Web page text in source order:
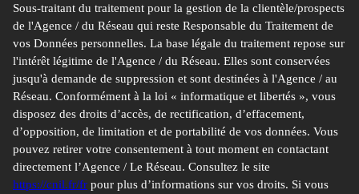
Sous-traitant du traitement pour la gestion de la clientèle/prospects
de l'Agence / du Réseau qui reste Responsable du Traitement de
vos Données personnelles. La base légale du traitement repose sur
l'intérêt légitime de l'Agence / du Réseau. Elles sont conservées
jusqu'à demande de suppression et sont destinées à l'Agence / au
Réseau. Conformément à la loi « informatique et libertés », vous
disposez des droits d’accès, de rectification, d’effacement,
d’opposition, de limitation et de portabilité de vos données. Vous
pouvez retirer votre consentement à tout moment en contactant
directement l’Agence / Le Réseau. Consultez le site
https://cnil.fr/fr pour plus d’informations sur vos droits. Si vous